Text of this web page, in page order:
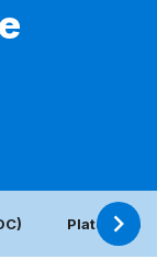
Plateforme